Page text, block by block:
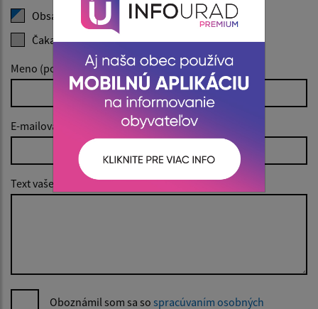
Obsadené
Čakajúce
Meno (povinné)
E-mailová adresa (povinné)
Text vašej správy (povinné)
Oboznámil som sa so spracúvaním osobných